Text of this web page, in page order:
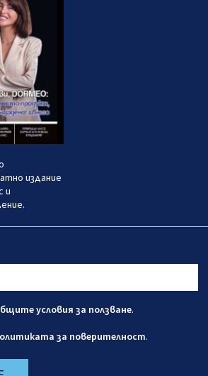
издание
и
условия за ползване.
за поверителност.